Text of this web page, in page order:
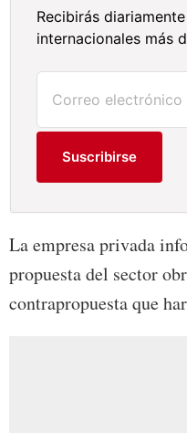
Recibirás
internacionales más
Suscribirse
La empresa privada
propuesta del sector
contrapropuesta que